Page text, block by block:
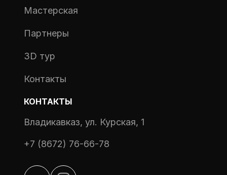
Мастерская
Партнеры
3D тур
Контакты
КОНТАКТЫ
Владикавказ, ул. Курская, 1
+7 (8672) 76-66-78